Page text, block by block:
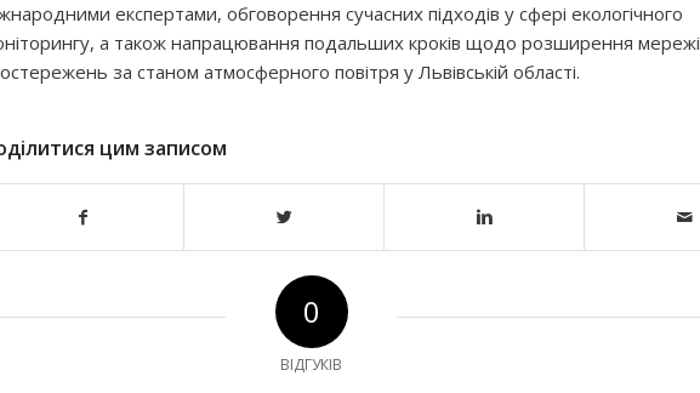
експертами, обговорення сучасних підходів у сфері екологічного
а також напрацювання подальших кроків щодо розширення мережі
за станом атмосферного повітря у Львівській області.
цим записом
0
ВІДГУКІВ